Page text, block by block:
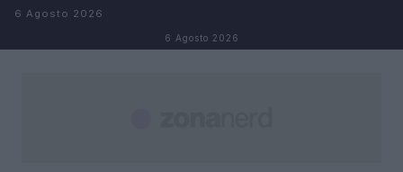
Salta al contenuto
6 Agosto 2026
6 Agosto 2026